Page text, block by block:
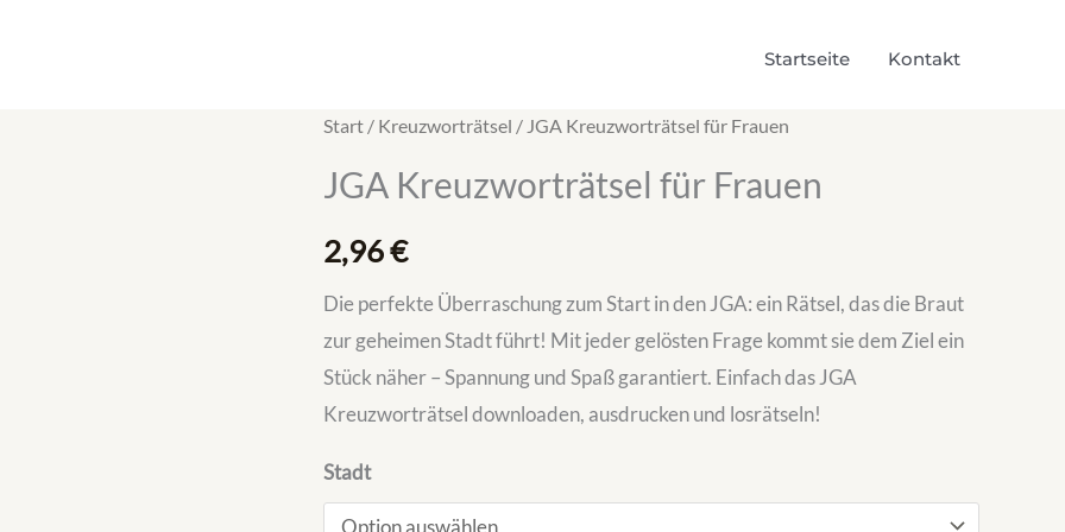
Startseite Kontakt
Start / Kreuzworträtsel / JGA Kreuzworträtsel für Frauen
JGA Kreuzworträtsel für Frauen
2,96€
Die perfekte Überraschung zum Start in den JGA: ein Rätsel, das die Braut
zur geheimen Stadt führt! Mit jeder gelösten Frage kommt sie dem Ziel ein
Stück näher – Spannung und Spaß garantiert. Einfach das JGA
Kreuzworträtsel downloaden, ausdrucken und losrätseln!
Stadt
JGA
für
Frauen
Menge